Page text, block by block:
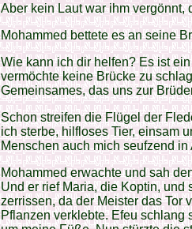
Aber kein Laut war ihm vergönnt,
Mohammed bettete es an seine
Wie kann ich dir helfen? Es ist
vermöchte keine Brücke zu
Gemeinsames, das uns zur
Schon streifen die Flügel der
ich sterbe, hilfloses Tier, einsam
Menschen auch mich seufzend in
Mohammed erwachte und sah
Und er rief Maria, die Koptin, und
zerrissen, da der Meister das Tor
Pflanzen verklebte. Efeu schlang